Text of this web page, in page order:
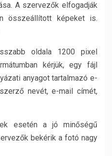
A szervezők elfogadják
összeállított képeket is.
oldala 1200 pixel
kérjük, egy fájl
anyagot tartalmazó e-
nevét, e-mail címét,
esetén a jó minőségű
bekérik a fotó nagy